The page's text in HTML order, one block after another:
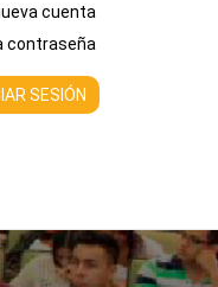
cuenta
contraseña